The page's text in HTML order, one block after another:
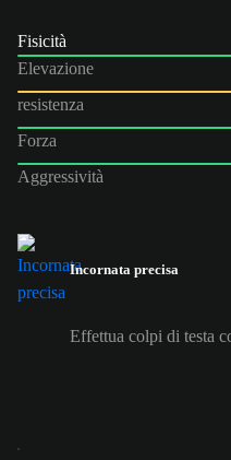
Fisicità
Elevazione
resistenza
Forza
Aggressività
Incornata precisa
Effettua colpi di testa